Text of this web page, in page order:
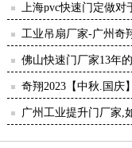
上海pvc快速门定做
佛山快速门厂家13年
奇翔】
奇翔2023【中秋.国庆
广州工业提升门厂家,